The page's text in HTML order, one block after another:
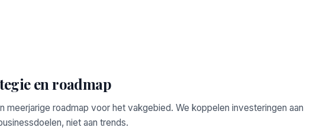
en roadmap
meerjarige roadmap voor het vakgebied. We koppelen investeringen aan
niet aan trends.